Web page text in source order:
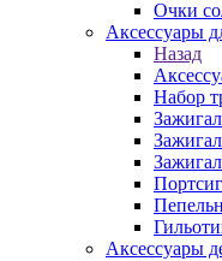
Очки
Аксессуары
Назад
Набор
Аксессуары